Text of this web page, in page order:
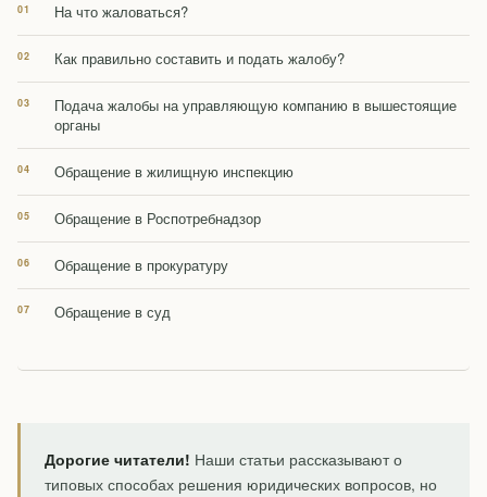
На что жаловаться?
Как правильно составить и подать жалобу?
Подача жалобы на управляющую компанию в вышестоящие
органы
Обращение в жилищную инспекцию
Обращение в Роспотребнадзор
Обращение в прокуратуру
Обращение в суд
Дорогие читатели! Наши статьи рассказывают о
типовых способах решения юридических вопросов, но